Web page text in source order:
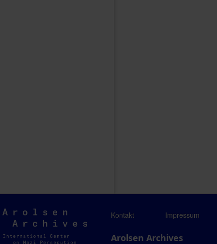
Arolsen
Archives
Kontakt Impressum
Arolsen Archives